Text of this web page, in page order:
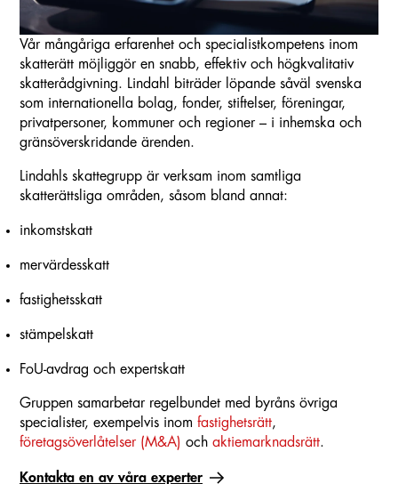
Vår mångåriga erfarenhet och specialistkompetens inom
skatterätt möjliggör en snabb, effektiv och högkvalitativ
skatterådgivning. Lindahl biträder löpande såväl svenska
som internationella bolag, fonder, stiftelser, föreningar,
privatpersoner, kommuner och regioner – i inhemska och
gränsöverskridande ärenden.
Lindahls skattegrupp är verksam inom samtliga
skatterättsliga områden, såsom bland annat:
inkomstskatt
mervärdesskatt
fastighetsskatt
stämpelskatt
FoU-avdrag och expertskatt
Gruppen samarbetar regelbundet med byråns övriga
specialister, exempelvis inom fastighetsrätt,
företagsöverlåtelser (M&A) och aktiemarknadsrätt.
Kontakta en av våra experter